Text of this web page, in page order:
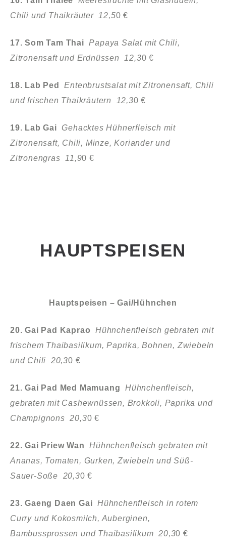
Chili und Thaikräuter 12,50 €
17. Som Tam ThaiPapaya Salat mit Chili,
Zitronensaft und Erdnüssen 12,30 €
18. Lab PedEntenbrustsalat mit Zitronensaft, Chili
und frischen Thaikräutern 12,30 €
19. Lab GaiGehacktes Hühnerfleisch mit
Zitronensaft, Chili, Minze, Koriander und
Zitronengras 11,90 €
HAUPTSPEISEN
Hauptspeisen – Gai/Hühnchen
20. Gai Pad Kaprao
Hühnchenfleisch gebraten mit
frischem Thaibasilikum, Paprika, Bohnen, Zwiebeln
und Chili 20,30 €
21. Gai Pad Med Mamuang
Hühnchenfleisch,
gebraten mit Cashewnüssen, Brokkoli, Paprika und
Champignons 20,30 €
22. Gai Priew WanHühnchenfleisch gebraten mit
Ananas, Tomaten, Gurken, Zwiebeln und Süß-
Sauer-Soße 20,30 €
23. Gaeng Daen Gai Hühnchenfleisch in rotem
Curry und Kokosmilch, Auberginen,
Bambussprossen und Thaibasilikum 20,30 €